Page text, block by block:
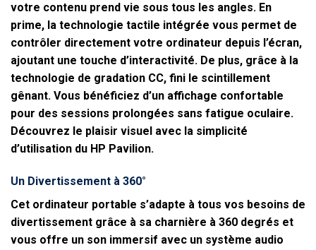
votre contenu prend vie sous tous les angles. En
prime, la technologie tactile intégrée vous permet de
contrôler directement votre ordinateur depuis l’écran,
ajoutant une touche d’interactivité. De plus, grâce à la
technologie de gradation CC, fini le scintillement
gênant. Vous bénéficiez d’un affichage confortable
pour des sessions prolongées sans fatigue oculaire.
Découvrez le plaisir visuel avec la simplicité
d’utilisation du HP Pavilion.
Un Divertissement à 360°
Cet ordinateur portable s’adapte à tous vos besoins de
divertissement grâce à sa charnière à 360 degrés et
vous offre un son immersif avec un système audio